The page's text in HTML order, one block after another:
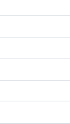
erhalten